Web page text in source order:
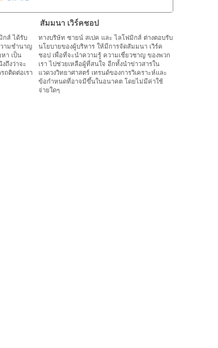
กส์ ได้รับ
ามชำนาญ
า เป็น
ถึงว่าจะ
ถติดต่อเรา
สัมมนา เวิร์คชอป
ทางบริษัท ซายน์ สเปค และ ไลโฟมิกส์ ต่างตอบรับ
นโยบายของผู้บริหาร ให้มีการจัดสัมมนา เวิร์ค
ชอป เพื่อที่จะนำความรู้ ความเชี่ยวชาญ ของพวก
เรา ไปช่วยเหลือผู้ที่สนใจ อีกทั้งนำข่าวสารใน
แวดวงวิทยาศาสตร์ เทรนด์ของการวิเคราะห์และ
ข้อกำหนดที่อาจมีขึ้นในอนาคต โดยไม่มีค่าใช้
จ่ายใดๆ